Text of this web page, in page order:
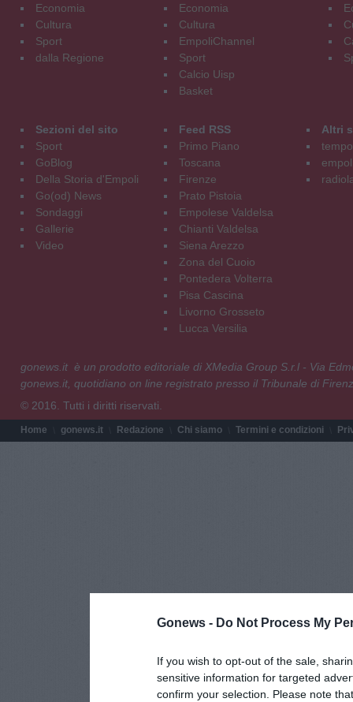
Gonews - Do Not Process My
If you wish to opt-out of the sale,
sensitive information for targeted
confirm your selection. Please note
Economia
Cultura
Sport
dalla Regione
Economia
Cultura
EmpoliChannel
Sport
Calcio Uisp
Basket
Sezioni del sito
Sport
GoBlog
Della Storia d'Empoli
Go(od) News
Sondaggi
Gallerie
Video
Feed RSS
Primo Piano
Toscana
Firenze
Prato Pistoia
Empolese Valdelsa
Chianti Valdelsa
Siena Arezzo
Zona del Cuoio
Pontedera Volterra
Pisa Cascina
Livorno Grosseto
Lucca Versilia
Altri
gonews.it è un prodotto editoriale di XMedia Group S.r.l - Via
gonews.it, quotidiano on line registrato presso il Tribunale di
© 2016. Tutti i diritti riservati.
Home gonews.it Redazione Chi siamo Termini e condizioni